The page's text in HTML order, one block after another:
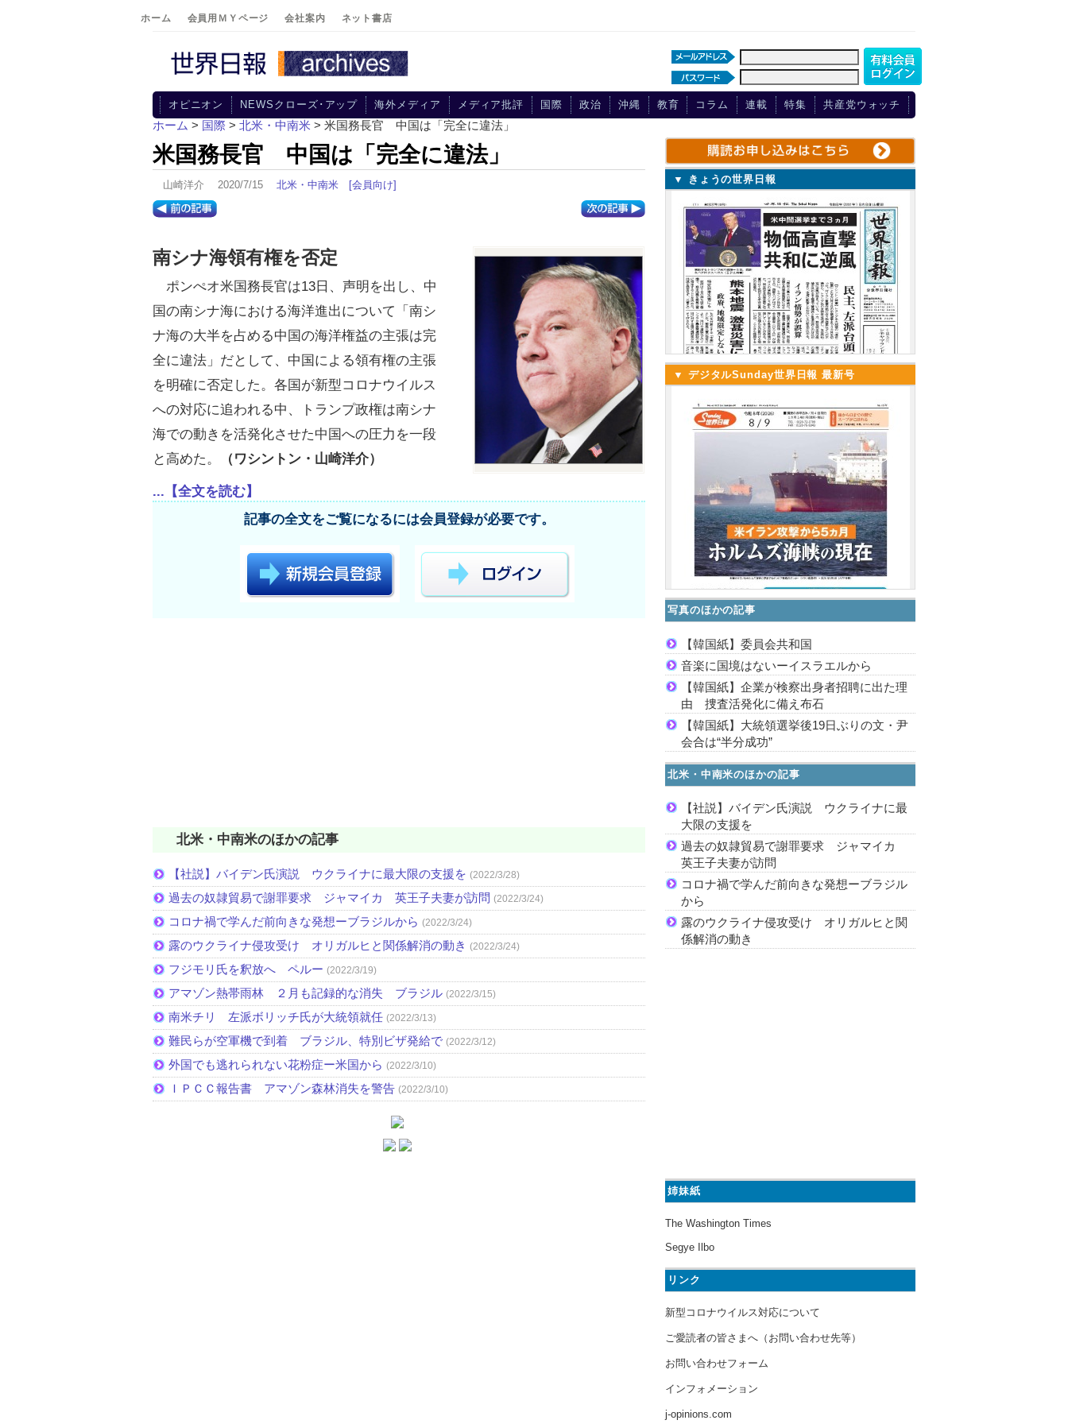
ホーム 会員用ＭＹページ 会社案内 ネット書店
オピニオン NEWSクローズ･アップ 海外メディア メディア批評 国際 政治 沖縄 教育 コラム 連載 特集 共産党ウォッチ
ホーム > 国際 > 北米・中南米 > 米国務長官 中国は「完全に違法」
米国務長官 中国は「完全に違法」
山崎洋介 2020/7/15 北米・中南米 [会員向け]
南シナ海領有権を否定
ポンぺオ米国務長官は13日、声明を出し、中
国の南シナ海における海洋進出について「南シ
ナ海の大半を占める中国の海洋権益の主張は完
全に違法」だとして、中国による領有権の主張
を明確に否定した。各国が新型コロナウイルス
への対応に追われる中、トランプ政権は南シナ
海での動きを活発化させた中国への圧力を一段
と高めた。
（ワシントン・山崎洋介）
...【全文を読む】
記事の全文をご覧になるには会員登録が必要です。
北米・中南米のほかの記事
【社説】バイデン氏演説 ウクライナに最大限の支援を (2022/3/28)
過去の奴隷貿易で謝罪要求 ジャマイカ 英王子夫妻が訪問 (2022/3/24)
コロナ禍で学んだ前向きな発想ーブラジルから (2022/3/24)
露のウクライナ侵攻受け オリガルヒと関係解消の動き (2022/3/24)
フジモリ氏を釈放へ ペルー (2022/3/19)
アマゾン熱帯雨林 ２月も記録的な消失 ブラジル (2022/3/15)
南米チリ 左派ボリッチ氏が大統領就任 (2022/3/13)
難民らが空軍機で到着 ブラジル、特別ビザ発給で (2022/3/12)
外国でも逃れられない花粉症ー米国から (2022/3/10)
ＩＰＣＣ報告書 アマゾン森林消失を警告 (2022/3/10)
▼ きょうの世界日報
▼ デジタルSunday世界日報 最新号
写真のほかの記事
【韓国紙】委員会共和国
音楽に国境はないーイスラエルから
【韓国紙】企業が検察出身者招聘に出た理
由 捜査活発化に備え布石
【韓国紙】大統領選挙後19日ぶりの文・尹
会合は“半分成功”
北米・中南米のほかの記事
【社説】バイデン氏演説 ウクライナに最
大限の支援を
過去の奴隷貿易で謝罪要求 ジャマイカ
英王子夫妻が訪問
コロナ禍で学んだ前向きな発想ーブラジル
から
露のウクライナ侵攻受け オリガルヒと関
係解消の動き
姉妹紙
The Washington Times
Segye Ilbo
リンク
新型コロナウイルス対応について
ご愛読者の皆さまへ（お問い合わせ先等）
お問い合わせフォーム
インフォメーション
j-opinions.com